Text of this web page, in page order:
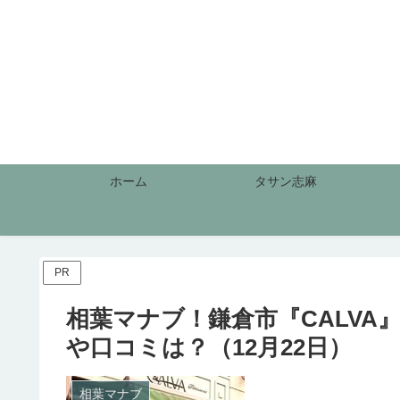
ホーム タサン志麻
PR
相葉マナブ！鎌倉市『CALVA
や口コミは？（12月22日）
相葉マナブ